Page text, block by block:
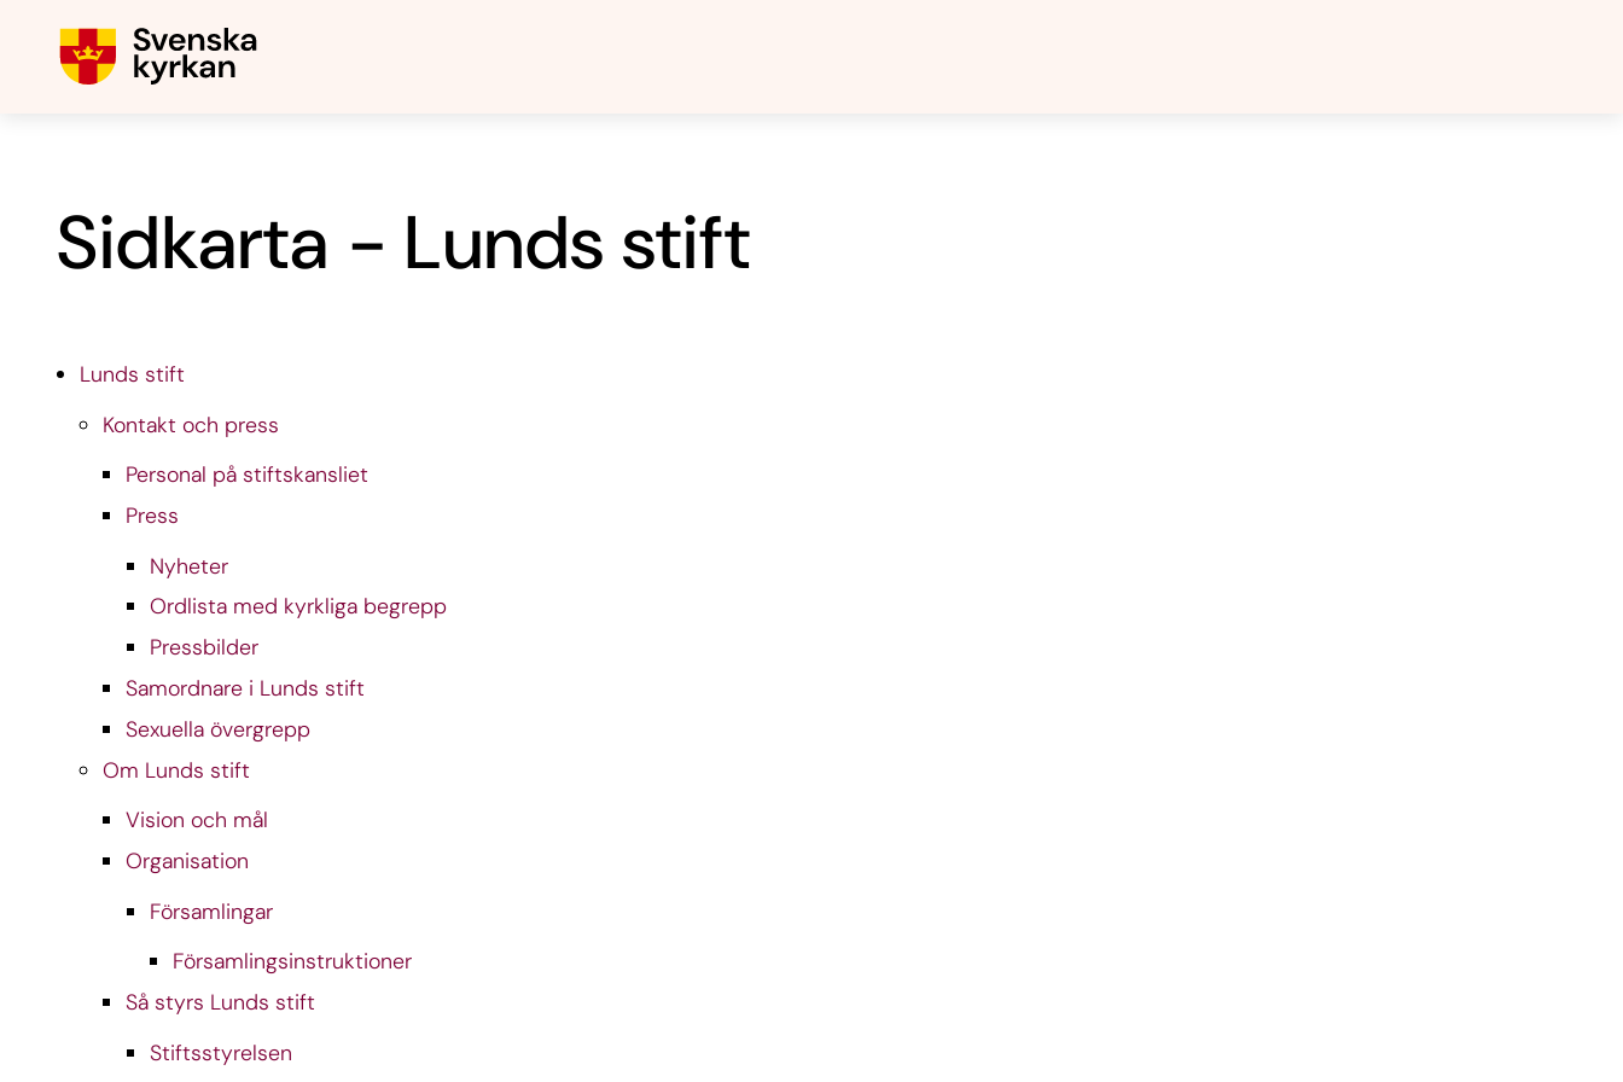
Sidkarta - Lunds stift
Lunds stift
Kontakt och press
Personal på stiftskansliet
Press
Nyheter
Ordlista med kyrkliga begrepp
Pressbilder
Samordnare i Lunds stift
Sexuella övergrepp
Om Lunds stift
Vision och mål
Organisation
Församlingar
Församlingsinstruktioner
Så styrs Lunds stift
Stiftsstyrelsen